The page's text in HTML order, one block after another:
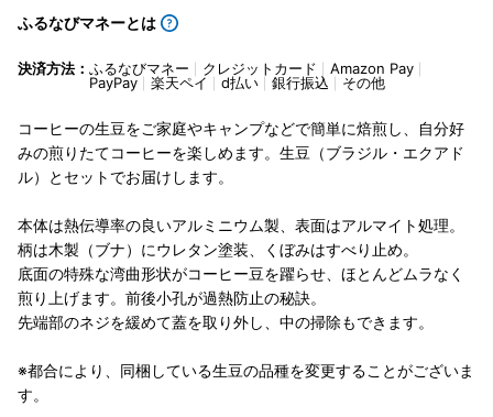
ふるなびマネーとは
決済方法： ふるなびマネー クレジットカード
Amazon Pay
PayPay
楽天ペイ d払い 銀行振込 その他
コーヒーの生豆をご家庭やキャンプなどで簡単に焙煎し、自分好
みの煎りたてコーヒーを楽しめます。生豆（ブラジル・エクアド
ル）とセットでお届けします。
本体は熱伝導率の良いアルミニウム製、表面はアルマイト処理。
柄は木製（ブナ）にウレタン塗装、くぼみはすべり止め。
底面の特殊な湾曲形状がコーヒー豆を躍らせ、ほとんどムラなく
煎り上げます。前後小孔が過熱防止の秘訣。
先端部のネジを緩めて蓋を取り外し、中の掃除もできます。
※都合により、同梱している生豆の品種を変更することがございま
す。